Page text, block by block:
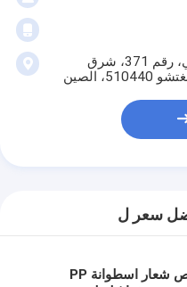
209، المبنى أ، حديقة المرح الإبداعي، رقم 371، شرق
الصين
سعر ل
تخصيص شعار اسطوانة PP